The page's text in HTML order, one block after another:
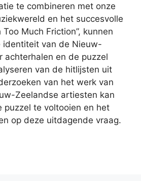
te combineren met onze
en het succesvolle
Too Much Friction”, kunnen
identiteit van de Nieuw-
achterhalen en de puzzel
van de hitlijsten uit
van het werk van
Zeelandse artiesten kan
puzzel te voltooien en het
op deze uitdagende vraag.